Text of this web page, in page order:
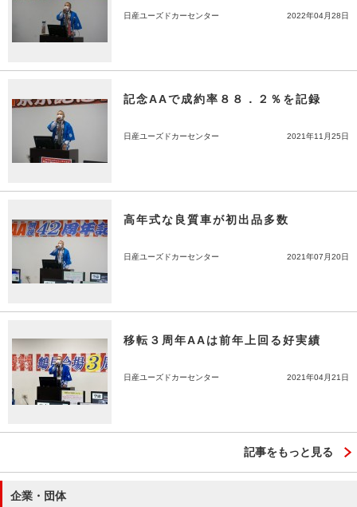
日産ユーズドカーセンター 2022年04月28日
記念AAで成約率８８．２％を記録
日産ユーズドカーセンター 2021年11月25日
高年式な良質車が初出品多数
日産ユーズドカーセンター 2021年07月20日
移転３周年AAは前年上回る好実績
日産ユーズドカーセンター 2021年04月21日
記事をもっと見る
企業・団体